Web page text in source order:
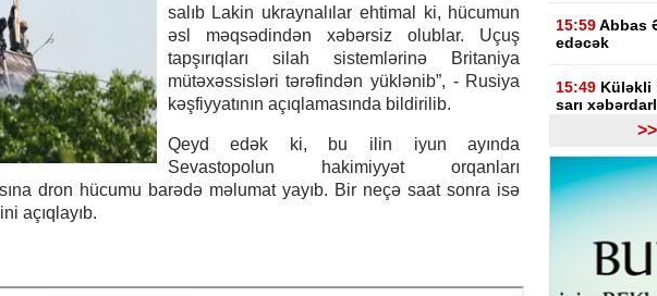
salıb Lakin ukraynalılar ehtimal ki, hücumun
əsl məqsədindən xəbərsiz olublar. Uçuş
tapşırıqları silah sistemlərinə Britaniya
mütəxəssisləri tərəfindən yüklənib”, - Rusiya
kəşfiyyatının açıqlamasında bildirilib.
Qeyd edək ki, bu ilin iyun ayında
Sevastopolun hakimiyyət orqanları
dron hücumu barədə məlumat yayıb. Bir neçə saat sonra isə
açıqlayıb.
15:59 Abbas
edəcək
15:49 Küləkli
sarı
hədəf olacaq
liderinə
Fələstin